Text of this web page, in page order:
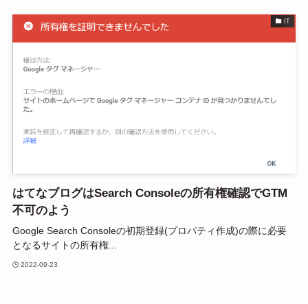
IT
はてなブログはSearch Consoleの所有権確認でGTM
不可のよう
Google Search Consoleの初期登録(プロパティ作成)の際に必要
となるサイトの所有権...
2022-09-23